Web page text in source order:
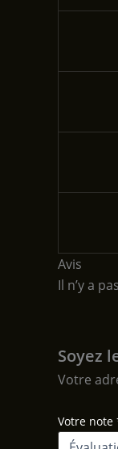
Avis
Il n’y a
Soyez
Votre
Votre note